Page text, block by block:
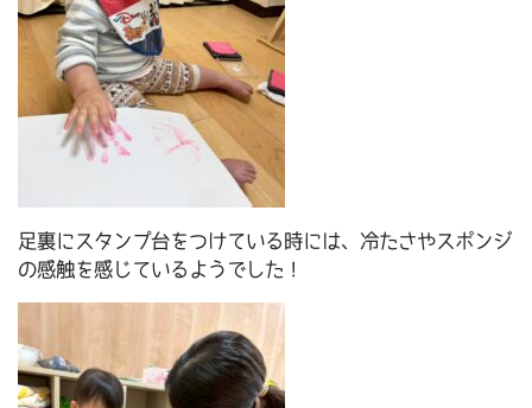
足裏にスタンプ台をつけている時には、冷たさやスポンジ
の感触を感じているようでした！